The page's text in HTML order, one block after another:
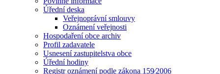
Úřední deska
Veřejnoprávní smlouvy
Oznámení veřejnosti
Hospodaření obce archiv
Profil zadavatele
Usnesení zastupitelstva obce
Úřední hodiny
Registr oznámení podle zákona 159⁄2006